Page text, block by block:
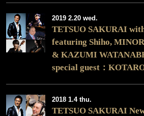
2019 2.20 wed.
TETSUO SAKURAI
featuring Shiho,
& KAZUMI
special guest：
2018 1.4 thu.
TETSUO SAKURAI